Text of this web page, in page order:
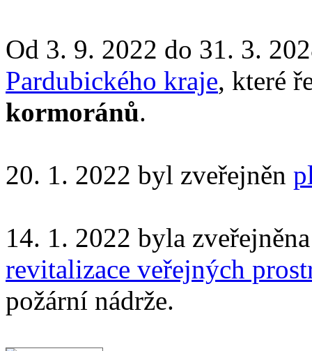
Od 3. 9. 2022 do 31. 3.
Pardubického kraje, které
kormoránů.
20. 1. 2022 byl zveřejněn
14. 1. 2022 byla
revitalizace veřejných
požární nádrže.